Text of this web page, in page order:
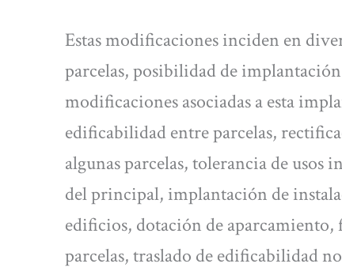
Estas modificaciones inciden en
parcelas, posibilidad de
modificaciones asociadas a esta
edificabilidad entre parcelas,
algunas parcelas, tolerancia de
del principal, implantación de
edificios, dotación de aparcamiento,
parcelas, traslado de edificabilidad